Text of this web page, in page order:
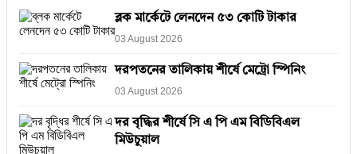
ব্লক মার্কেটে লেনদেন ৫৩ কোটি টাকার
03 August 2026
দরপতনের তালিকায় শীর্ষে মেট্রো স্পিনিং
03 August 2026
দর বৃদ্ধির শীর্ষে সি এ পি এম বিডিবিএল
মিউচুয়াল